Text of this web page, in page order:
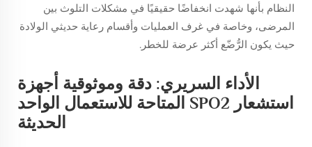
النظام بأنها شهدت انخفاضًا حقيقيًا في مشكلات التلوث بين
المرضى، وخاصة في غرف العمليات وأقسام رعاية حديثي الولادة
حيث يكون الرُّضّع أكثر عرضة للخطر.
الأداء السريري: دقة وموثوقية أجهزة
استشعار SPO2 المتاحة للاستعمال الواحد
الحديثة